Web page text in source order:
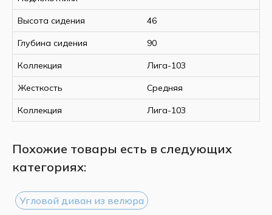
Высота сидения 46
Глубина сидения 90
Коллекция Лига-103
Жесткость Средняя
Коллекция Лига-103
Похожие товары есть в следующих
категориях:
Угловой диван из велюра